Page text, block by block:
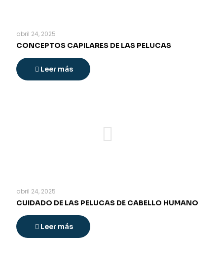
abril 24, 2025
CONCEPTOS CAPILARES DE LAS PELUCAS
Leer más
abril 24, 2025
CUIDADO DE LAS PELUCAS DE CABELLO HUMANO
Leer más